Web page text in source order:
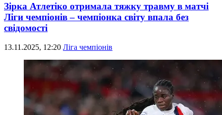
Зірка Атлетіко отримала тяжку травму в матчі
Ліги чемпіонів – чемпіонка світу впала без
свідомості
13.11.2025, 12:20 Ліга чемпіонів